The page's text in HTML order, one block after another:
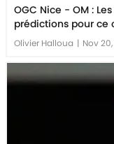
OGC Nice - OM :
prédictions pour ce
Olivier Halloua | Nov